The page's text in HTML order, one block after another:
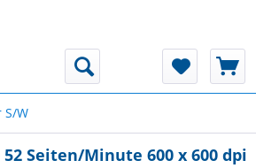
S/W
52 Seiten/Minute 600 x 600 dpi